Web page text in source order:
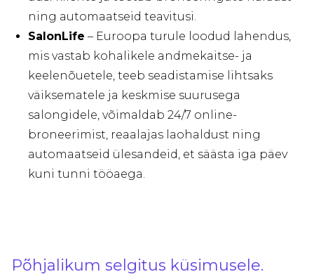
ning automaatseid teavitusi.
SalonLife – Euroopa turule loodud lahendus,
mis vastab kohalikele andmekaitse- ja
keelenõuetele, teeb seadistamise lihtsaks
väiksematele ja keskmise suurusega
salongidele, võimaldab 24/7 online-
broneerimist, reaalajas laohaldust ning
automaatseid ülesandeid, et säästa iga päev
kuni tunni tööaega.
Põhjalikum selgitus küsimusele.